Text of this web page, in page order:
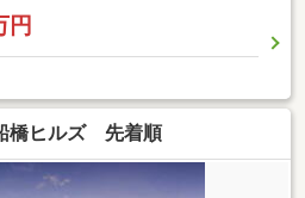
円
橋ヒルズ 先着順